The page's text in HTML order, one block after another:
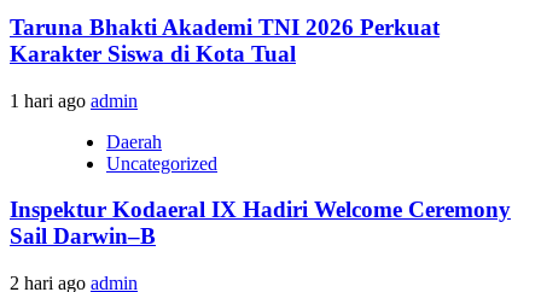
Taruna Bhakti Akademi TNI 2026 Perkuat
Karakter Siswa di Kota Tual
1 hari ago admin
Daerah
Uncategorized
Inspektur Kodaeral IX Hadiri Welcome Ceremony
Sail Darwin–B
2 hari ago admin